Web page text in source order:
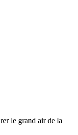
le grand air de la